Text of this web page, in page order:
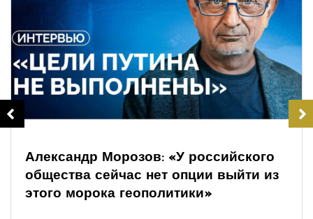
Александр Морозов: «У российского
общества сейчас нет опции выйти из
этого морока геополитики»